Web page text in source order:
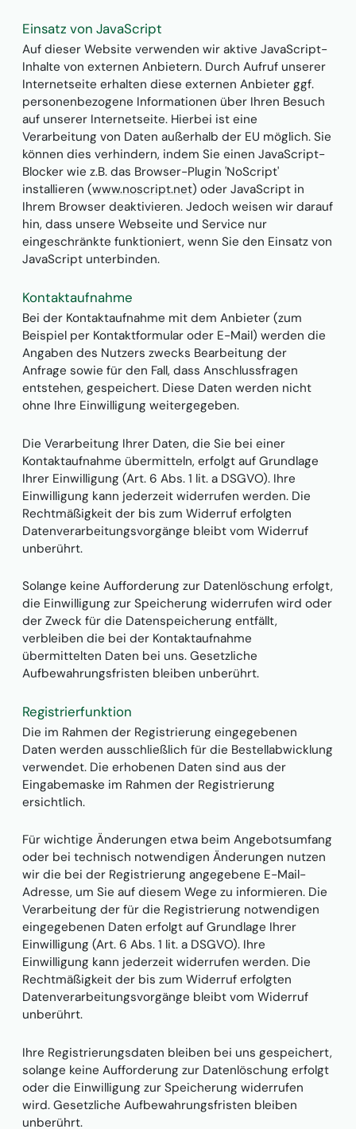
Einsatz von JavaScript
Auf dieser Website verwenden wir aktive JavaScript-
Inhalte von externen Anbietern. Durch Aufruf unserer
Internetseite erhalten diese externen Anbieter ggf.
personenbezogene Informationen über Ihren Besuch
auf unserer Internetseite. Hierbei ist eine
Verarbeitung von Daten außerhalb der EU möglich. Sie
können dies verhindern, indem Sie einen JavaScript-
Blocker wie z.B. das Browser-Plugin 'NoScript'
installieren (www.noscript.net) oder JavaScript in
Ihrem Browser deaktivieren. Jedoch weisen wir darauf
hin, dass unsere Webseite und Service nur
eingeschränkte funktioniert, wenn Sie den Einsatz von
JavaScript unterbinden.
Kontaktaufnahme
Bei der Kontaktaufnahme mit dem Anbieter (zum
Beispiel per Kontaktformular oder E-Mail) werden die
Angaben des Nutzers zwecks Bearbeitung der
Anfrage sowie für den Fall, dass Anschlussfragen
entstehen, gespeichert. Diese Daten werden nicht
ohne Ihre Einwilligung weitergegeben.
Die Verarbeitung Ihrer Daten, die Sie bei einer
Kontaktaufnahme übermitteln, erfolgt auf Grundlage
Ihrer Einwilligung (Art. 6 Abs. 1 lit. a DSGVO). Ihre
Einwilligung kann jederzeit widerrufen werden. Die
Rechtmäßigkeit der bis zum Widerruf erfolgten
Datenverarbeitungsvorgänge bleibt vom Widerruf
unberührt.
Solange keine Aufforderung zur Datenlöschung erfolgt,
die Einwilligung zur Speicherung widerrufen wird oder
der Zweck für die Datenspeicherung entfällt,
verbleiben die bei der Kontaktaufnahme
übermittelten Daten bei uns. Gesetzliche
Aufbewahrungsfristen bleiben unberührt.
Registrierfunktion
Die im Rahmen der Registrierung eingegebenen
Daten werden ausschließlich für die Bestellabwicklung
verwendet. Die erhobenen Daten sind aus der
Eingabemaske im Rahmen der Registrierung
ersichtlich.
Für wichtige Änderungen etwa beim Angebotsumfang
oder bei technisch notwendigen Änderungen nutzen
wir die bei der Registrierung angegebene E-Mail-
Adresse, um Sie auf diesem Wege zu informieren. Die
Verarbeitung der für die Registrierung notwendigen
eingegebenen Daten erfolgt auf Grundlage Ihrer
Einwilligung (Art. 6 Abs. 1 lit. a DSGVO). Ihre
Einwilligung kann jederzeit widerrufen werden. Die
Rechtmäßigkeit der bis zum Widerruf erfolgten
Datenverarbeitungsvorgänge bleibt vom Widerruf
unberührt.
Ihre Registrierungsdaten bleiben bei uns gespeichert,
solange keine Aufforderung zur Datenlöschung erfolgt
oder die Einwilligung zur Speicherung widerrufen
wird. Gesetzliche Aufbewahrungsfristen bleiben
unberührt.